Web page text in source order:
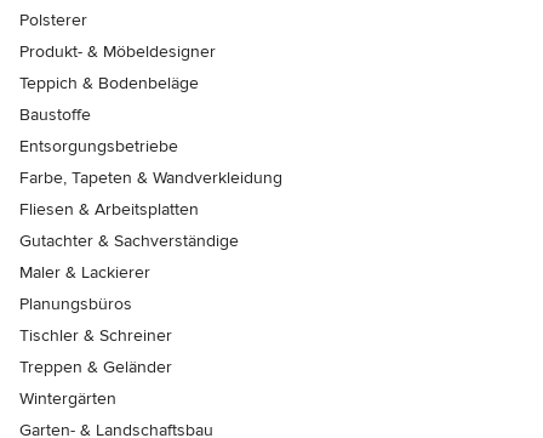
Polsterer
Produkt- & Möbeldesigner
Teppich & Bodenbeläge
Baustoffe
Entsorgungsbetriebe
Farbe, Tapeten & Wandverkleidung
Fliesen & Arbeitsplatten
Gutachter & Sachverständige
Maler & Lackierer
Planungsbüros
Tischler & Schreiner
Treppen & Geländer
Wintergärten
Garten- & Landschaftsbau